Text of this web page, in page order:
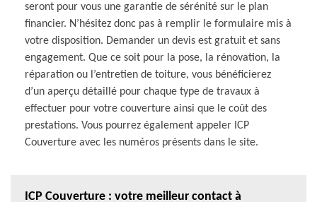
seront pour vous une garantie de sérénité sur le plan
financier. N’hésitez donc pas à remplir le formulaire mis à
votre disposition. Demander un devis est gratuit et sans
engagement. Que ce soit pour la pose, la rénovation, la
réparation ou l’entretien de toiture, vous bénéficierez
d’un aperçu détaillé pour chaque type de travaux à
effectuer pour votre couverture ainsi que le coût des
prestations. Vous pourrez également appeler ICP
Couverture avec les numéros présents dans le site.
ICP Couverture : votre meilleur contact à